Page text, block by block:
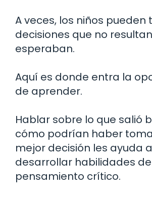
A veces, los niños pueden
decisiones que no
esperaban.
Aquí es donde entra la
de aprender.
Hablar sobre lo que salió
cómo podrían haber
mejor decisión les ayuda a
desarrollar habilidades de
pensamiento crítico.